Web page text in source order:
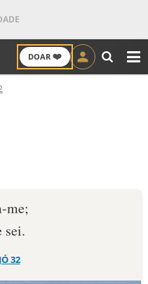
DOAR ❤️
me;
sei.
JÓ 32